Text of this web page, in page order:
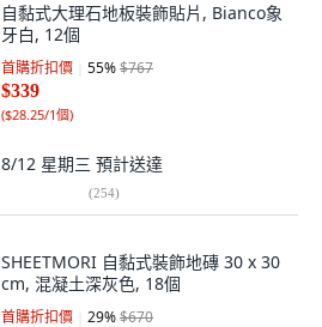
自黏式大理石地板裝飾貼片, Bianco象
牙白, 12個
首購折扣價 55%$767
$339
($28.25/1個)
8/12 星期三 預計送達
(254)
SHEETMORI 自黏式裝飾地磚 30 x 30
cm, 混凝土深灰色, 18個
首購折扣價 29%$670